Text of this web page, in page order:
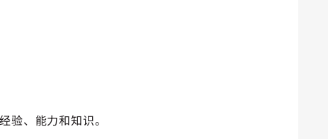
验、能力和知识。